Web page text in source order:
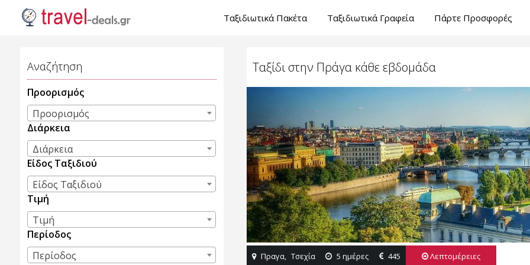
Ταξιδιωτικά Πακέτα Ταξιδιωτικά Γραφεία Πάρτε Προσφορές
Αναζήτηση
Προορισμός
Προορισμός
Διάρκεια
Διάρκεια
Είδος Ταξιδιού
Είδος Ταξιδιού
Τιμή
Τιμή
Περίοδος
Περίοδος
Ταξίδι στην Πράγα κάθε εβδομάδα
5 μέρες αεροπορική εκδρομή στην πανέμορφη Πράγα.
Πραγα, Τσεχία 5 ημέρες 445 Λεπτομέρειες